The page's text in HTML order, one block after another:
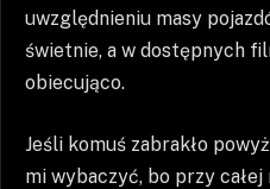
uwzględnieniu masy
świetnie, a w dostępnych
obiecująco.
Jeśli komuś zabrakło
mi wybaczyć, bo przy całej